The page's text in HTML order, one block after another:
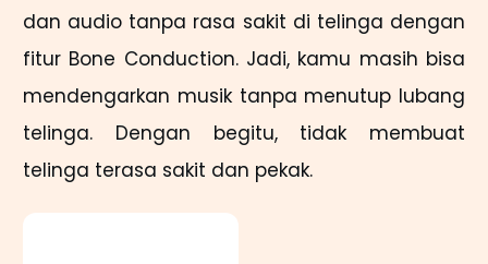
dan audio tanpa rasa sakit di telinga dengan
fitur Bone Conduction. Jadi, kamu masih bisa
mendengarkan musik tanpa menutup lubang
telinga. Dengan begitu, tidak membuat
telinga terasa sakit dan pekak.